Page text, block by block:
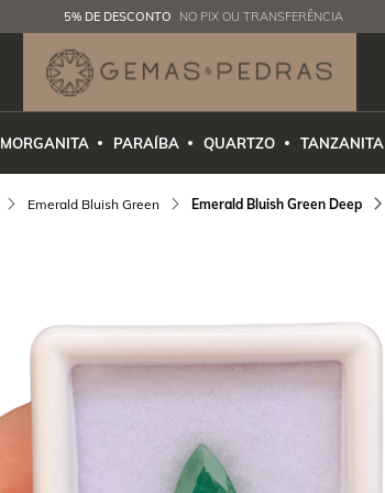
5% DE DESCONTO NO PIX OU TRANSFERÊNCIA
MORGANITA PARAÍBA QUARTZO TANZANITA
Emerald Bluish Green Emerald Bluish Green Deep